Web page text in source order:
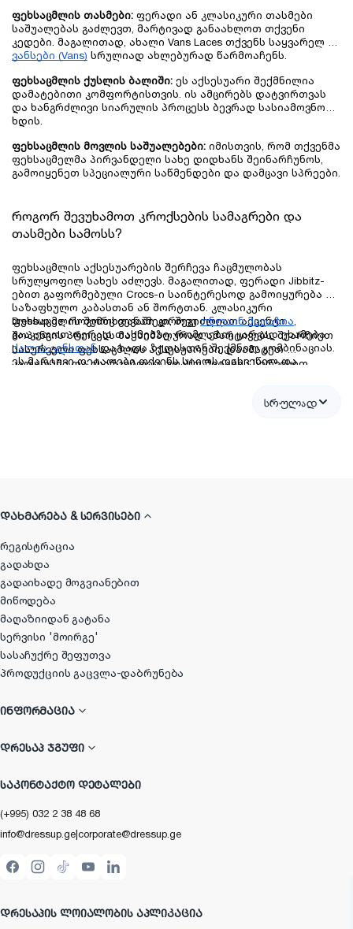
ფეხსაცმლის თასმები: ფერადი ან კლასიკური თასმები
საშუალებას გაძლევთ, მარტივად განაახლოთ თქვენი
ვანსები (Vans) სრულიად ახლებურად წარმოაჩენს.
ფეხსაცმლის ქუსლის ბალიში: ეს აქსესუარი შექმნილია
დამატებითი კომფორტისთვის. ის ამცირებს დატვირთვას
და ხანგრძლივი სიარულის პროცესს ბევრად სასიამოვნოს
ხდის.
ფეხსაცმლის მოვლის საშუალებები: იმისთვის, რომ თქვენმა
ფეხსაცმელმა პირვანდელი სახე დიდხანს შეინარჩუნოს,
გამოიყენეთ სპეციალური საწმენდები და დამცავი სპრეები.
როგორ შევუხამოთ კროქსების სამაგრები და
თასმები სამოსს?
ფეხსაცმლის აქსესუარების შერჩევა ჩაცმულობას
სრულყოფილ სახეს აძლევს. მაგალითად, ფერადი Jibbitz-
ებით გაფორმებული Crocs-ი საინტერესოდ გამოიყურება
საზაფხულო კაბასთან ან შორტთან. კლასიკური
ფეხსაცმლის შემთხვევაში კი, შეგიძლიათ აქცენტი
გააკეთოთ ფერად თასმებზე, რომლებიც კარგად ეხამება
ქალის ჯინსთან და სადა ზედასთან შექმნილ კომბინაციას.
ეს მარტივი დეტალები თქვენს სტილს დახვეწილ და
Dressup.ge, როგორც თანამედროვე ონლაინ მაღაზია,
შოპინგის პროცესს მაქსიმალურად ამარტივებს. შეარჩიეთ
სასურველი ფეხსაცმლის აქსესუარები, დაამატეთ
კალათაში და ისარგებლეთ უფასო მიტანის სერვისით
სრულად
ᲓᲐᲮᲛᲐᲠᲔᲑᲐ & ᲡᲔᲠᲕᲘᲡᲔᲑᲘ
რეგისტრაცია
გადახდა
გადაიხადე მოგვიანებით
მიწოდება
მაღაზიიდან გატანა
სერვისი 'მოირგე'
სასაჩუქრე შეფუთვა
პროდუქციის გაცვლა-დაბრუნება
ᲘᲜᲤᲝᲠᲛᲐᲪᲘᲐ
ᲓᲠᲔᲡᲐᲞ ᲯᲒᲣᲤᲘ
ᲡᲐᲙᲝᲜᲢᲐᲥᲢᲝ ᲓᲔᲢᲐᲚᲔᲑᲘ
(+995) 032 2 38 48 68
info@dressup.ge|corporate@dressup.ge
ᲓᲠᲔᲡᲐᲞᲘᲡ ᲚᲝᲘᲐᲚᲝᲑᲘᲡ ᲐᲞᲚᲘᲙᲐᲪᲘᲐ